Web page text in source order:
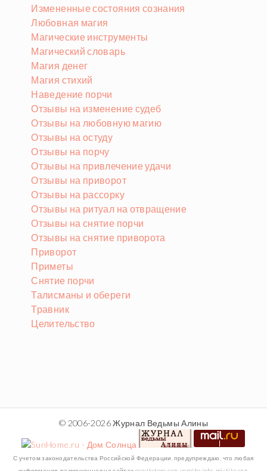
Измененные состояния сознания
Любовная магия
Магические инструменты
Магический словарь
Магия денег
Магия стихий
Наведение порчи
Отзывы на изменение судеб
Отзывы на любовную магию
Отзывы на остуду
Отзывы на порчу
Отзывы на привлечение удачи
Отзывы на приворот
Отзывы на рассорку
Отзывы на ритуал на отвращение
Отзывы на снятие порчи
Отзывы на снятие приворота
Приворот
Приметы
Снятие порчи
Талисманы и обереги
Травник
Целительство
© 2006-2026 Журнал Ведьмы Алины
С учетом законодательства Российской Федерации, предупреждаю, что любая